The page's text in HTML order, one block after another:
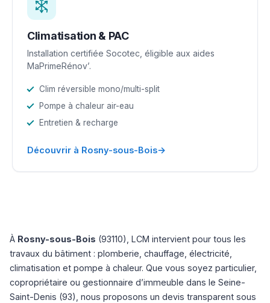
Climatisation & PAC
Installation certifiée Socotec, éligible aux aides
MaPrimeRénov’.
Clim réversible mono/multi-split
Pompe à chaleur air-eau
Entretien & recharge
Découvrir à Rosny-sous-Bois→
À Rosny-sous-Bois (93110), LCM intervient pour tous les
travaux du bâtiment : plomberie, chauffage, électricité,
climatisation et pompe à chaleur. Que vous soyez particulier,
copropriétaire ou gestionnaire d’immeuble dans le Seine-
Saint-Denis (93), nous proposons un devis transparent sous